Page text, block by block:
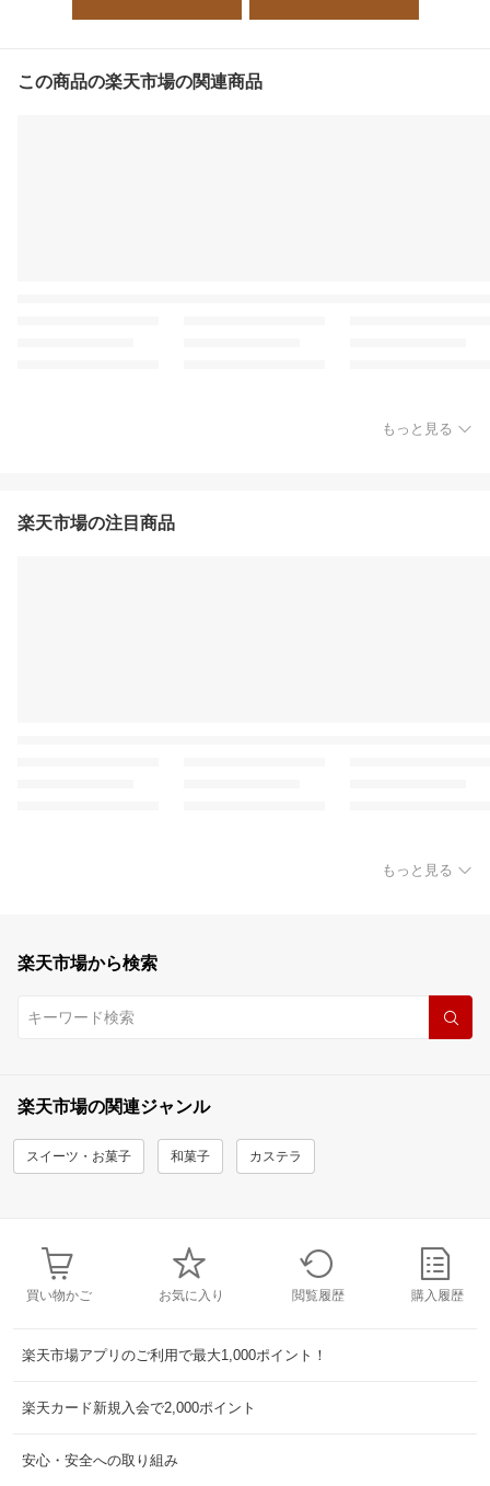
この商品の楽天市場の関連商品
もっと見る
楽天市場の注目商品
もっと見る
楽天市場から検索
楽天市場の関連ジャンル
スイーツ・お菓子 和菓子 カステラ
買い物かご お気に入り 閲覧履歴 購入履歴
楽天市場アプリのご利用で最大1,000ポイント！
楽天カード新規入会で2,000ポイント
安心・安全への取り組み